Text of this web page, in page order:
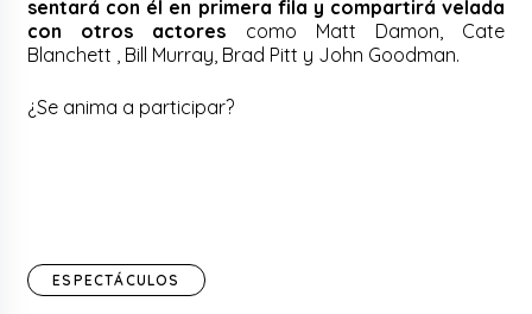
sentará con él en primera fila y compartirá velada
con otros actores como Matt Damon, Cate
Blanchett , Bill Murray, Brad Pitt y John Goodman.
¿Se anima a participar?
ESPECTÁCULOS